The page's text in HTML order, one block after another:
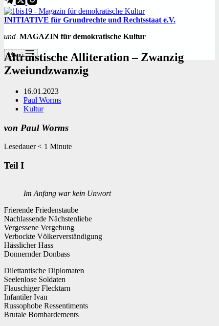
INITIATIVE für Grundrechte und Rechtsstaat e.V.
und MAGAZIN für demokratische Kultur
Menü
Altruistische Alliteration – Zwanzig
Zweiundzwanzig
16.01.2023
Paul Worms
Kultur
von Paul Worms
Lesedauer < 1 Minute
Teil I
Im Anfang war kein Unwort
Frierende Friedenstaube
Nachlassende Nächstenliebe
Vergessene Vergebung
Verbockte Völkerverständigung
Hässlicher Hass
Donnernder Donbass
Dilettantische Diplomaten
Seelenlose Soldaten
Flauschiger Flecktarn
Infantiler Ivan
Russophobe Ressentiments
Brutale Bombardements